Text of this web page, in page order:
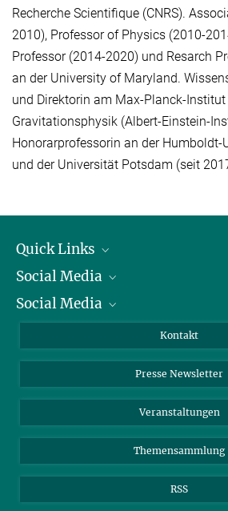
Recherche Scientifique (CNRS).
2010), Professor of Physics (2010-
Professor (2014-2020) und Resarch
an der University of Maryland.
und Direktorin am Max-Planck-
Gravitationsphysik (Albert-Einstein-
Honorarprofessorin an der Humboldt-
und der Universität Potsdam (seit
Quick Links
Präsident
Zahlen und Fakten
Meldestelle Fehlverhalten
Social Media
Bluesky
TikTok
Social Media
Instagram
YouTube
Kontakt
Presse Newsletter
Veranstaltungen
Themensammlung
RSS